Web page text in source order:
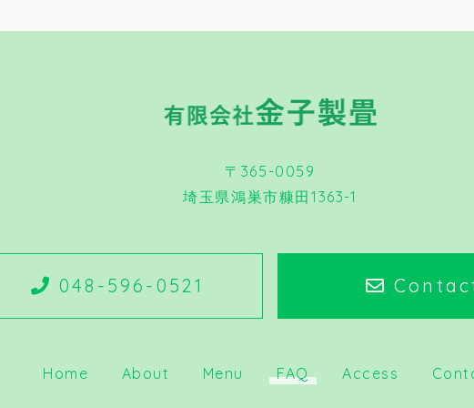
〒365-0059
埼玉県鴻巣市糠田1363-1
048-596-0521
Home About Menu FAQ Access